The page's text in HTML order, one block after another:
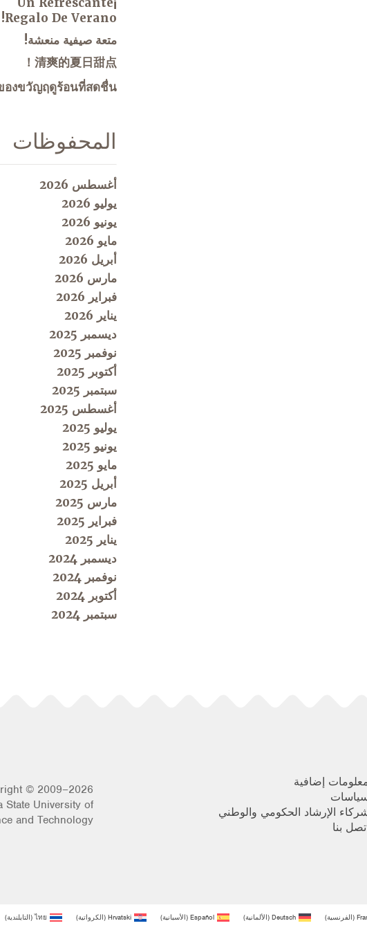
Regalo De Verano!
متعة صيفية منعشة!
清爽的夏日甜点！
องขวัญฤดูร้อนที่สดชื่น!
المحفوظات
أغسطس 2026
يوليو 2026
يونيو 2026
مايو 2026
أبريل 2026
مارس 2026
فبراير 2026
يناير 2026
ديسمبر 2025
نوفمبر 2025
أكتوبر 2025
سبتمبر 2025
أغسطس 2025
يوليو 2025
يونيو 2025
مايو 2025
أبريل 2025
مارس 2025
فبراير 2025
يناير 2025
ديسمبر 2024
نوفمبر 2024
أكتوبر 2024
سبتمبر 2024
إضافية
الإرشاد الحكومي والوطني
بنا
© 2009–2026
State University of
and Technology
(الفرنسية)
Deutsch
(الألمانية)
Español
(الأسبانية)
Hrvatski
(الكرواتية)
ไทย
(التايلندية)